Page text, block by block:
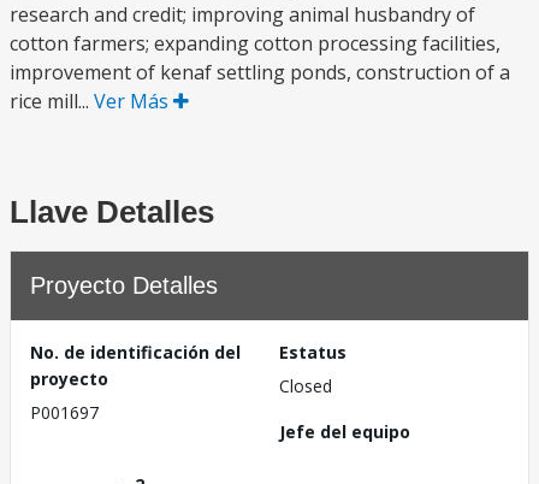
research and credit; improving animal husbandry of
cotton farmers; expanding cotton processing facilities,
improvement of kenaf settling ponds, construction of a
rice mill... Ver Más
Llave Detalles
Proyecto Detalles
No. de identificación del
proyecto
P001697
Estatus
Closed
Jefe del equipo